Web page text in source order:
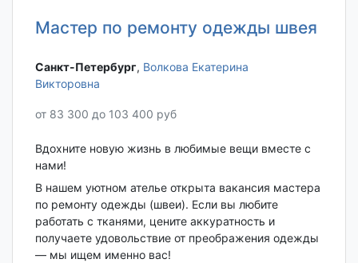
Мастер по ремонту одежды швея
Санкт-Петербург‎, Волкова Екатерина
Викторовна
от 83 300 до 103 400 руб
Вдохните новую жизнь в любимые вещи вместе с
нами!
В нашем уютном ателье открыта вакансия мастера
по ремонту одежды (швеи). Если вы любите
работать с тканями, цените аккуратность и
получаете удовольствие от преображения одежды
— мы ищем именно вас!